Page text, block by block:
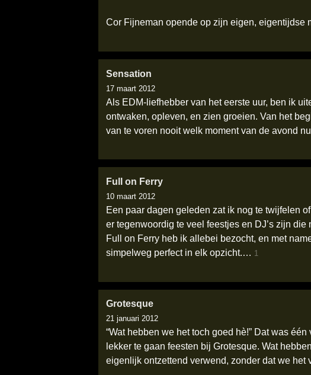
Cor Fijneman opende op zijn eigen, eigentijdse
Sensation
17 maart 2012
Als EDM-liefhebber van het eerste uur, ben ik
ontwaken, opleven, en zien groeien. Van het
van te voren nooit welk moment van de avond
Full on Ferry
10 maart 2012
Een paar dagen geleden zat ik nog te twijfelen
er tegenwoordig te veel feestjes en DJ’s zijn
Full on Ferry heb ik allebei bezocht, en met
simpelweg perfect in elk opzicht.… 1
Grotesque
21 januari 2012
“Wat hebben we het toch goed hè!” Dat was
lekker te gaan feesten bij Grotesque. Wat
eigenlijk ontzettend verwend, zonder dat we